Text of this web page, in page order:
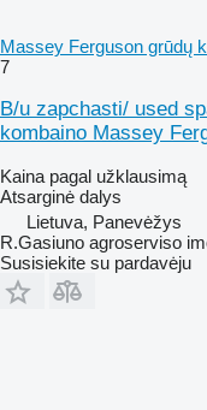
Massey Ferguson grūdų
7
B/u zapchasti/ used
kombaino Massey
Kaina pagal užklausimą
Atsarginė dalys
Lietuva, Panevėžys
R.Gasiuno agroserviso
Susisiekite su pardavėju